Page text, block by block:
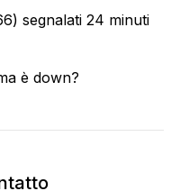
segnalati 24 minuti
è down?